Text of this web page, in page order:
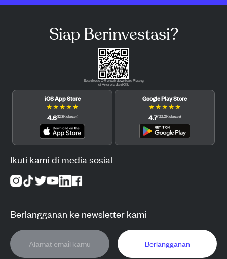
Siap Berinvestasi?
Scan kode QR untuk download Pluang
di Android dan iOS.
iOS App Store
★★★★★
4.6(12.3Kulasan)
Google Play Store
★★★★★
4.7(122.0Kulasan)
Ikuti kami di media sosial
Berlangganan ke newsletter kami
Berlangganan